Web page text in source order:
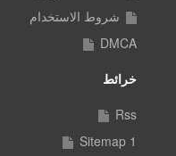
شروط الاستخدام
DMCA
خرائط
Rss
Sitemap 1